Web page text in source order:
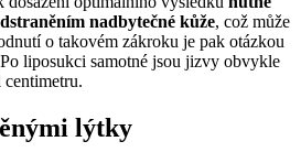
nadbytečné kůže, což může
o takovém zákroku je pak otázkou
liposukci samotné jsou jizvy obvykle
lýtky